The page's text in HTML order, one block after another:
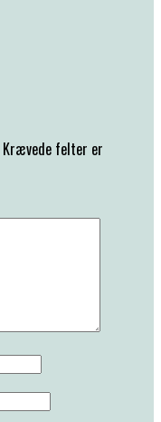
Krævede felter er